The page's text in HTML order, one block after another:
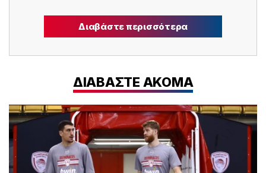
Διαβάστε περισσότερα
ΔΙΑΒΑΣΤΕ ΑΚΟΜΑ